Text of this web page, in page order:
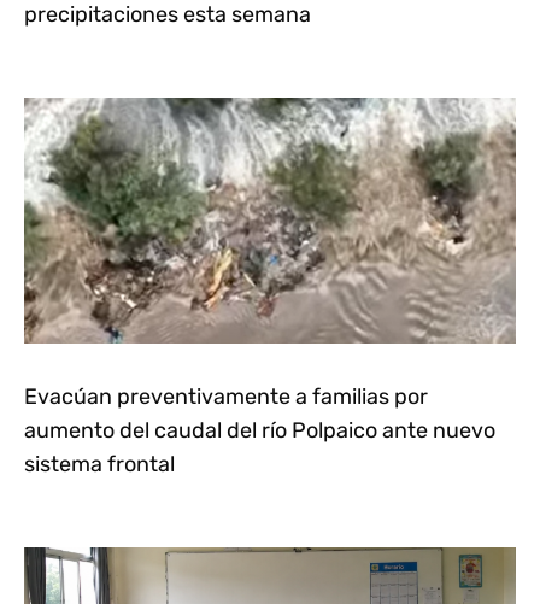
precipitaciones esta semana
Evacúan preventivamente a familias por
aumento del caudal del río Polpaico ante nuevo
sistema frontal